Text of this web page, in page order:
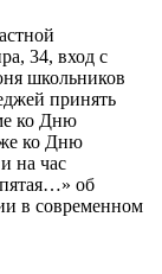
34, вход с
школьников
принять
ко Дню
ко Дню
на час
об
в современном